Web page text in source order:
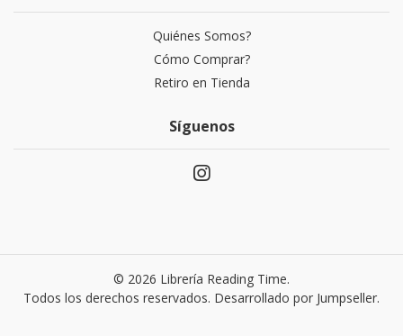
Quiénes Somos?
Cómo Comprar?
Retiro en Tienda
Síguenos
© 2026 Librería Reading Time.
Todos los derechos reservados. Desarrollado por Jumpseller.